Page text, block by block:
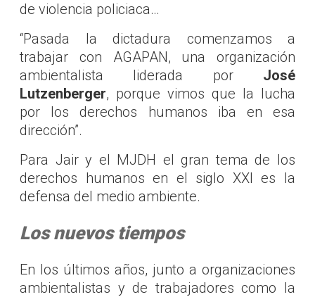
de violencia policiaca…
“Pasada la dictadura comenzamos a
trabajar con AGAPAN, una organización
ambientalista liderada por José
Lutzenberger, porque vimos que la lucha
por los derechos humanos iba en esa
dirección”.
Para Jair y el MJDH el gran tema de los
derechos humanos en el siglo XXI es la
defensa del medio ambiente.
Los nuevos tiempos
En los últimos años, junto a organizaciones
ambientalistas y de trabajadores como la